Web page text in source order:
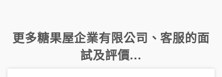
更多糖果屋企業有限公司 、客服的面
試及評價...